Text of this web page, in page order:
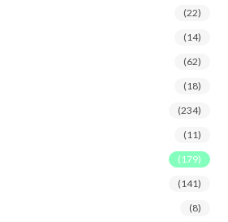
(22)
(14)
(62)
(18)
(234)
(11)
(179)
(141)
(8)